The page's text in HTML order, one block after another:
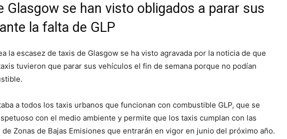
Glasgow se han visto obligados a parar sus
la falta de GLP
la escasez de taxis de Glasgow se ha visto agravada por la noticia de que
tuvieron que parar sus vehículos el fin de semana porque no podían
a todos los taxis urbanos que funcionan con combustible GLP, que se
con el medio ambiente y permite que los taxis cumplan con las
Zonas de Bajas Emisiones que entrarán en vigor en junio del próximo año.